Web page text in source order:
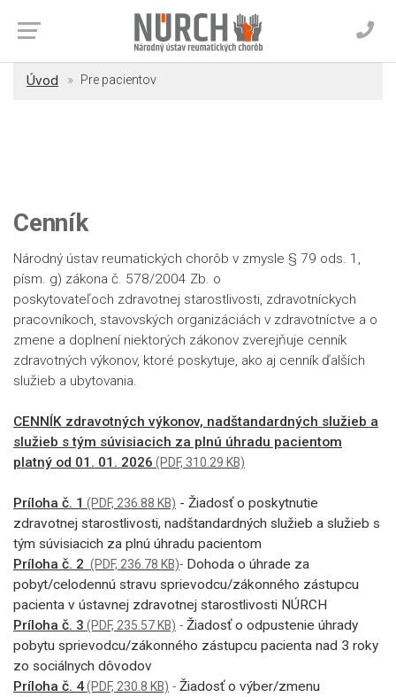
Úvod Pre pacientov
Cenník
Národný ústav reumatických chorôb v zmysle § 79 ods. 1,
písm. g) zákona č. 578/2004 Zb. o
poskytovateľoch zdravotnej starostlivosti, zdravotníckych
pracovníkoch, stavovských organizáciách v zdravotníctve a o
zmene a doplnení niektorých zákonov zverejňuje cenník
zdravotných výkonov, ktoré poskytuje, ako aj cenník ďalších
služieb a ubytovania.
CENNÍK zdravotných výkonov, nadštandardných služieb a
služieb s tým súvisiacich za plnú úhradu pacientom
platný od 01. 01. 2026 (PDF, 310.29 KB)
Príloha č. 1 (PDF, 236.88 KB) - Žiadosť o poskytnutie
zdravotnej starostlivosti, nadštandardných služieb a služieb s
tým súvisiacich za plnú úhradu pacientom
Príloha č. 2 (PDF, 236.78 KB)- Dohoda o úhrade za
pobyt/celodennú stravu sprievodcu/zákonného zástupcu
pacienta v ústavnej zdravotnej starostlivosti NÚRCH
Príloha č. 3 (PDF, 235.57 KB) - Žiadosť o odpustenie úhrady
pobytu sprievodcu/zákonného zástupcu pacienta nad 3 roky
zo sociálnych dôvodov
Príloha č. 4(PDF, 230.8 KB) - Žiadosť o výber/zmenu